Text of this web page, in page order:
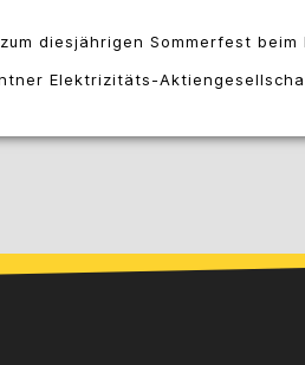
diesjährigen Sommerfest
Elektrizitäts-